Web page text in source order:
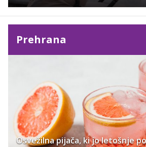
Prehrana
Osvežilna pijača, ki jo letošnje